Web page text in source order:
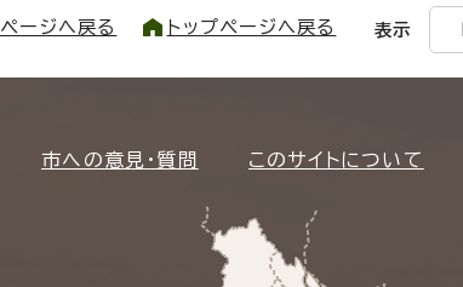
ージへ戻る トップページへ戻る 表示
市への意見・質問 このサイトについて